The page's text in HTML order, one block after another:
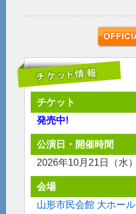
チケット
発売中!
公演日・開催時間
2026年10月21日（水）
会場
山形市民会館 大ホール